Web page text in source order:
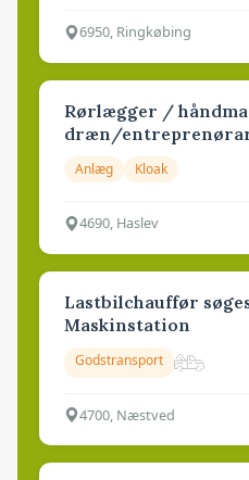
6950, Ringkøbing
Rørlægger /
dræn/
Anlæg Kloak
4690, Haslev
Lastbilchauffør
Maskinstation
Godstransport
4700, Næstved